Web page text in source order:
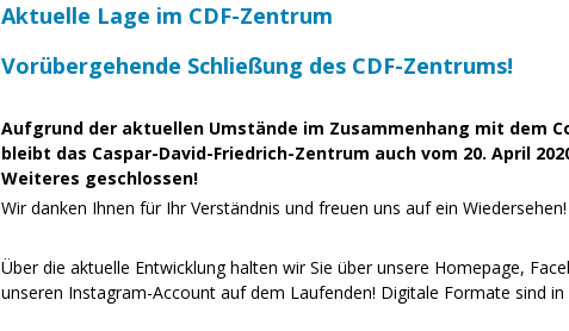
Aktuelle Lage im CDF-Zentrum
Vorübergehende Schließung des CDF-Zentrums!
Aufgrund der aktuellen Umstände im Zusammenhang mit dem
bleibt das Caspar-David-Friedrich-Zentrum auch vom 20. April
Weiteres geschlossen!
Wir danken Ihnen für Ihr Verständnis und freuen uns auf ein Wiedersehen!
Über die aktuelle Entwicklung halten wir Sie über unsere Homepage,
unseren Instagram-Account auf dem Laufenden! Digitale Formate sind in